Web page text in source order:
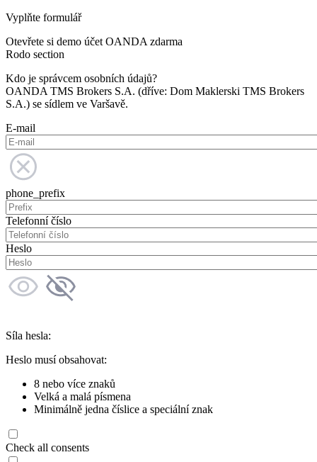
Vyplňte formulář
Otevřete si demo účet OANDA zdarma
Rodo section
Kdo je správcem osobních údajů?
OANDA TMS Brokers S.A. (dříve: Dom Maklerski TMS Brokers
S.A.) se sídlem ve Varšavě.
E-mail
phone_prefix
Telefonní číslo
Heslo
Síla hesla:
Heslo musí obsahovat:
8 nebo více znaků
Velká a malá písmena
Minimálně jedna číslice a speciální znak
Check all consents